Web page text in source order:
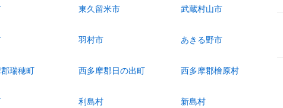
東久留米市 武蔵村山市
羽村市 あきる野市
瑞穂町 西多摩郡日の出町 西多摩郡檜原村
利島村 新島村